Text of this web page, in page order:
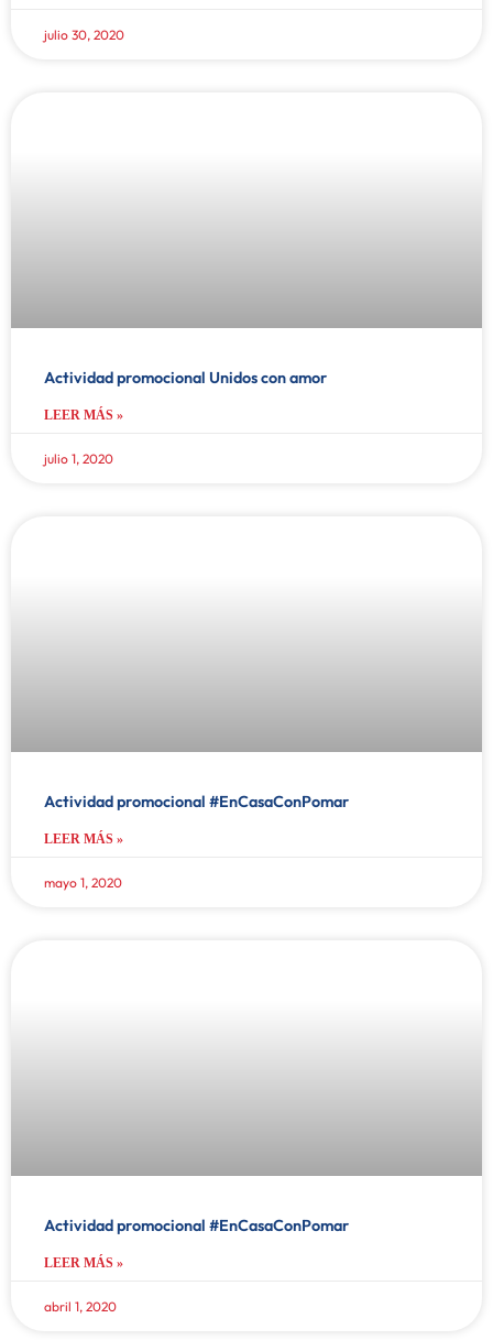
julio 30, 2020
Actividad promocional Unidos con amor
LEER MÁS »
julio 1, 2020
Actividad promocional #EnCasaConPomar
LEER MÁS »
mayo 1, 2020
Actividad promocional #EnCasaConPomar
LEER MÁS »
abril 1, 2020